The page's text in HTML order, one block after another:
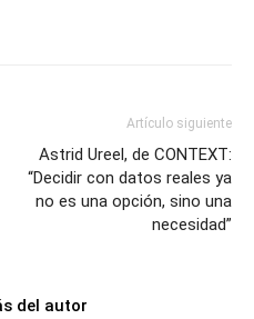
Artículo siguiente
Astrid Ureel, de CONTEXT:
“Decidir con datos reales ya
no es una opción, sino una
necesidad”
del autor